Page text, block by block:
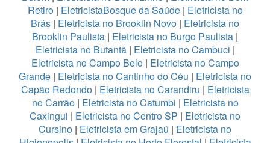
Retiro| EletricistaBosque da Saúde| Eletricista no
Brás | Eletricista no Brooklin Novo | Eletricista no
Brooklin Paulista | Eletricista no Burgo Paulista |
Eletricista no Butantã| Eletricista no Cambuci |
Eletricista no Campo Belo| Eletricista no Campo
Grande | Eletricista no Cantinho do Céu | Eletricista no
Capão Redondo| Eletricista no Carandiru | Eletricista
no Carrão| Eletricista no Catumbi | Eletricista no
Caxingui | Eletricista no Centro SP | Eletricista no
Cursino | Eletricista em Grajaú | Eletricista no